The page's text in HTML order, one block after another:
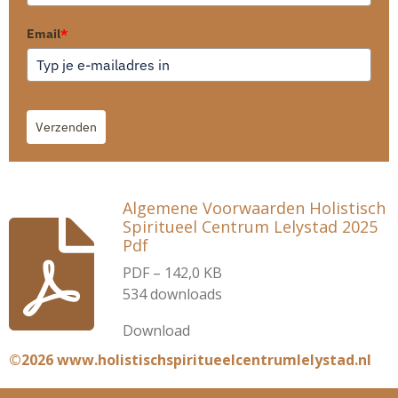
Email*
Verzenden
Algemene Voorwaarden Holistisch
Spiritueel Centrum Lelystad 2025
Pdf
PDF – 142,0 KB
534 downloads
Download
©2026 www.holistischspiritueelcentrumlelystad.nl